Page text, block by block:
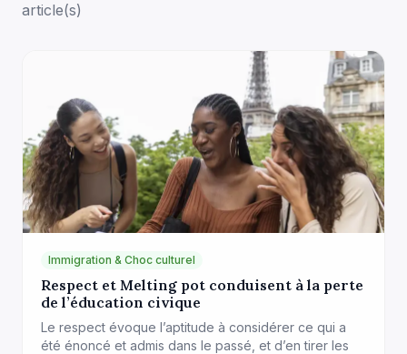
article(s)
Immigration & Choc culturel
Respect et Melting pot conduisent à la perte
de l’éducation civique
Le respect évoque l’aptitude à considérer ce qui a
été énoncé et admis dans le passé, et d’en tirer les